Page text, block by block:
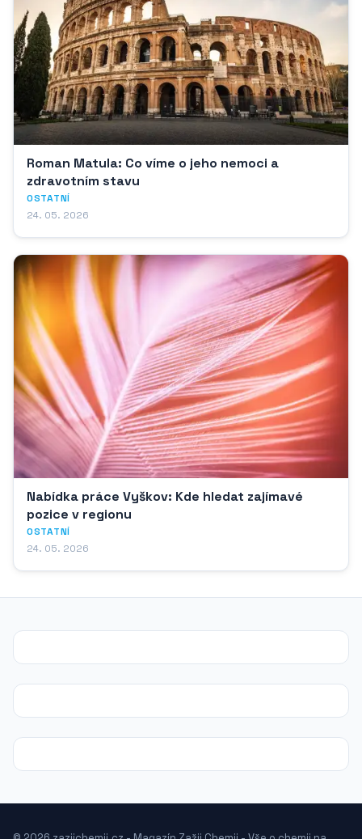
Roman Matula: Co víme o jeho nemoci a
zdravotním stavu
OSTATNÍ
24. 05. 2026
Nabídka práce Vyškov: Kde hledat zajímavé
pozice v regionu
OSTATNÍ
24. 05. 2026